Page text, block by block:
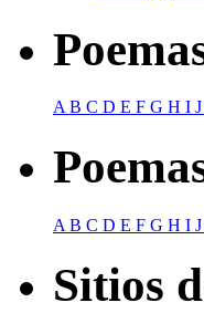
AB C D E F G H I J
A B C D E F G H I J
Sitios